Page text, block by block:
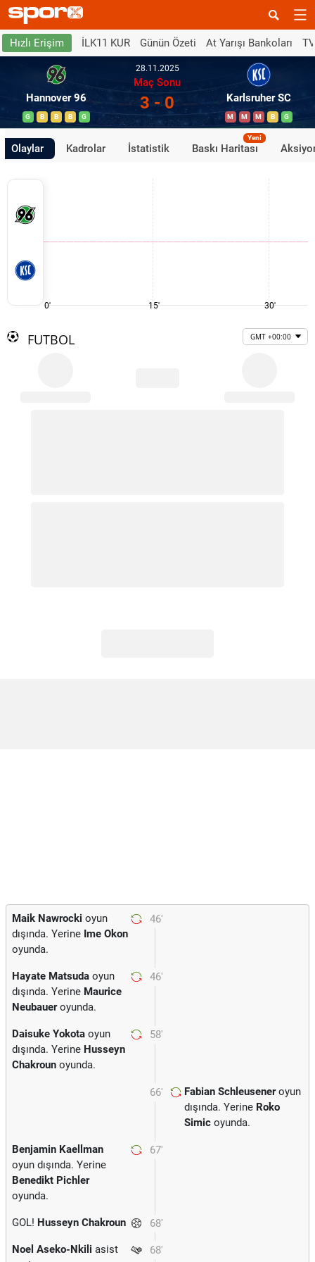
Hızlı Erişim İLK11 KUR Günün Özeti At Yarışı Bankoları
Hannover 96
G B B B G
28.11.2025
Maç Sonu
3 - 0 Karlsruher SC
M M M B G
Olaylar Kadrolar İstatistik Baskı Haritası
Yeni
0' 15' 30'
FUTBOL GMT +00:00
46'
Maik Nawrocki oyun
dışında. Yerine Ime Okon
oyunda.
46'
Hayate Matsuda oyun
dışında. Yerine Maurice
Neubaueroyunda.
58'
Daisuke Yokota oyun
dışında. Yerine Husseyn
Chakroun oyunda.
66' Fabian Schleuseneroyun
dışında. Yerine Roko
Simic oyunda.
67'
Benjamin Kaellman
oyun dışında. Yerine
Benedikt Pichler
oyunda.
68'
GOL! Husseyn Chakroun
68'
Noel Aseko-Nkili asist